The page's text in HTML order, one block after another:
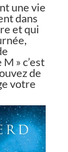
une vie
dans
et qui
» c’est
de
votre